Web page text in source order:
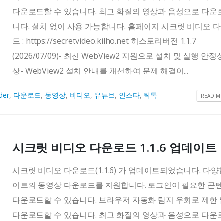
다운로드할 수 있습니다. 최고 화질의 영상과 음성으로 다운
니다. 설치 없이 사용 가능합니다. 홈페이지 시크릿 비디오
드 : https://secretvideo.kilho.net 히스토리버전 1.1.7
(2026/07/09)- 최신 WebView2 지원으로 설치 및 실행 안정
상- WebView2 설치 안내를 개선하여 문제 해결이...
, 다운로드, 동영상, 비디오, 유튜브, 인스타, 틱톡 READ
시크릿 비디오 다운로드 1.1.6 업데이트
시크릿 비디오 다운로드(1.1.6) 가 업데이트되었습니다. 다양
이트의 동영상 다운로드를 지원합니다. 로그인이 필요한 콘
다운로드할 수 있습니다. 브라우저 자동화 탐지 우회로 제한
다운로드할 수 있습니다. 최고 화질의 영상과 음성으로 다운